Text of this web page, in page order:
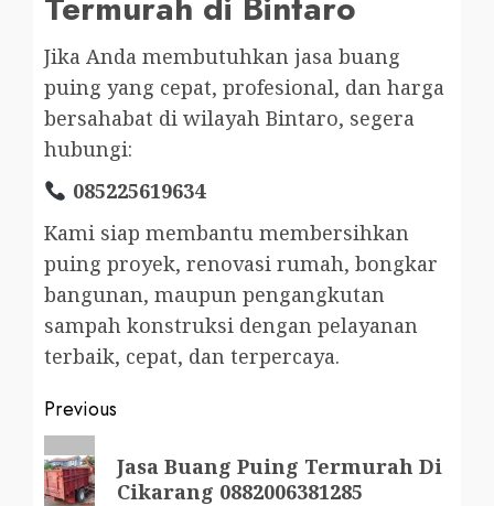
Jika Anda membutuhkan jasa buang
puing yang cepat, profesional, dan harga
bersahabat di wilayah Bintaro, segera
hubungi:
085225619634
Kami siap membantu membersihkan
puing proyek, renovasi rumah, bongkar
bangunan, maupun pengangkutan
sampah konstruksi dengan pelayanan
terbaik, cepat, dan terpercaya.
Post
navigation
Previous
Previous
post:
Jasa Buang Puing Termurah Di
Cikarang 0882006381285